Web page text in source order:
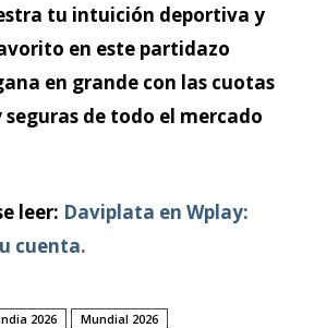
tu intuición deportiva y
en este partidazo
en grande con las cuotas
de todo el mercado
leer: Daviplata en Wplay:
cuenta.
2026
Mundial 2026